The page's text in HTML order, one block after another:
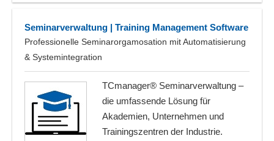
Seminarverwaltung | Training Management Software
Professionelle Seminarorgamosation mit Automatisierung
& Systemintegration
TCmanager® Seminarverwaltung –
die umfassende Lösung für
Akademien, Unternehmen und
Trainingszentren der Industrie.